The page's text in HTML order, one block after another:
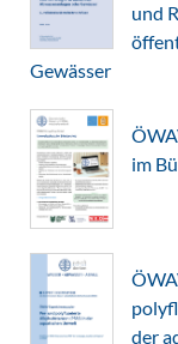
und
Gewässer
im
der